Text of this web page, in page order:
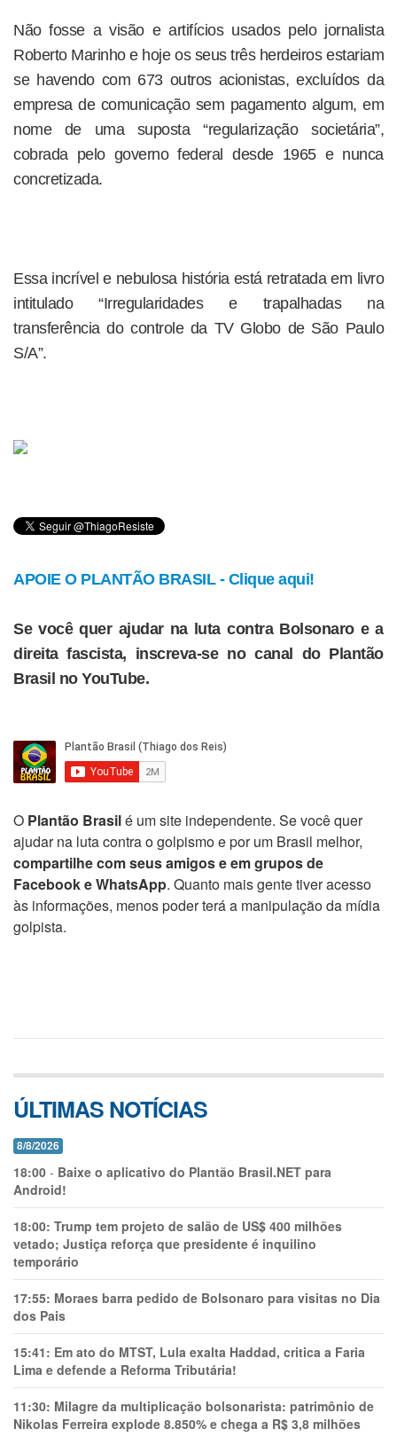
Não fosse a visão e artifícios usados pelo jornalista
Roberto Marinho e hoje os seus três herdeiros estariam
se havendo com 673 outros acionistas, excluídos da
empresa de comunicação sem pagamento algum, em
nome de uma suposta “regularização societária”,
cobrada pelo governo federal desde 1965 e nunca
concretizada.
Essa incrível e nebulosa história está retratada em livro
intitulado “Irregularidades e trapalhadas na
transferência do controle da TV Globo de São Paulo
S/A”.
APOIE O PLANTÃO BRASIL - Clique aqui!
Se você quer ajudar na luta contra Bolsonaro e a
direita fascista, inscreva-se no canal do Plantão
Brasil no YouTube.
O Plantão Brasilé um site independente. Se você quer
ajudar na luta contra o golpismo e por um Brasil melhor,
compartilhe com seus amigos e em grupos de
Facebook e WhatsApp. Quanto mais gente tiver acesso
às informações, menos poder terá a manipulação da mídia
golpista.
ÚLTIMAS NOTÍCIAS
8/8/2026
18:00 - Baixe o aplicativo do Plantão Brasil.NET para
Android!
18:00: Trump tem projeto de salão de US$ 400 milhões
vetado; Justiça reforça que presidente é inquilino
temporário
17:55: Moraes barra pedido de Bolsonaro para visitas no Dia
dos Pais
15:41: Em ato do MTST, Lula exalta Haddad, critica a Faria
Lima e defende a Reforma Tributária!
11:30: Milagre da multiplicação bolsonarista: patrimônio de
Nikolas Ferreira explode 8.850% e chega a R$ 3,8 milhões